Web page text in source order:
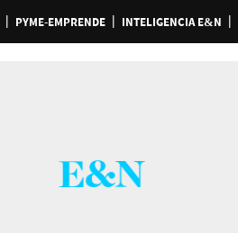
PYME-EMPRENDE INTELIGENCIA E&N